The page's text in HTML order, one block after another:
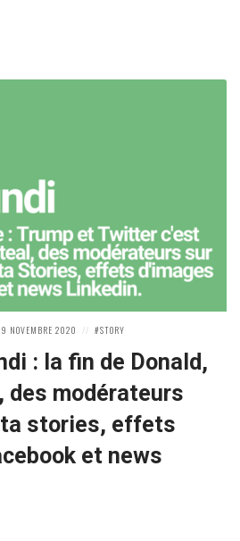
POSTED
9 NOVEMBRE 2020
POSTED
STORY
: la fin de Donald,
des modérateurs
stories, effets
et news